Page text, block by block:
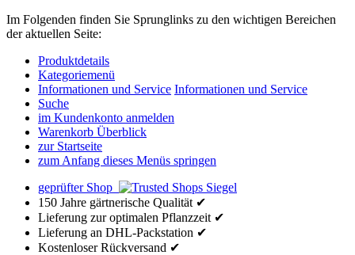
Im Folgenden finden Sie Sprunglinks zu den wichtigen Bereichen
der aktuellen Seite:
Produktdetails
Kategoriemenü
Informationen und Service Informationen und Service
Suche
im Kundenkonto anmelden
Warenkorb Überblick
zur Startseite
zum Anfang dieses Menüs springen
geprüfter Shop
150 Jahre gärtnerische Qualität ✔
Lieferung zur optimalen Pflanzzeit ✔
Lieferung an DHL-Packstation ✔
Kostenloser Rückversand ✔